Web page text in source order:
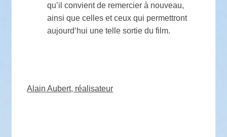
qu’il convient de remercier à nouveau,
ainsi que celles et ceux qui permettront
aujourd‘hui une telle sortie du film.
Alain Aubert, réalisateur